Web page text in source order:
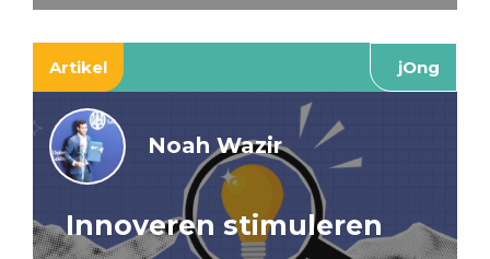
Artikel jOng
Noah Wazir
Innoveren stimuleren